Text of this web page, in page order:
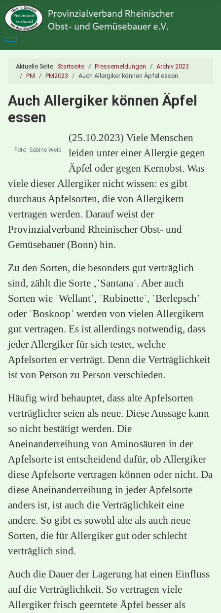
Aktuelle Seite: Startseite Pressemeldungen
Archiv 2023
PM
PM2023 Auch Allergiker können Äpfel essen
Auch Allergiker können Äpfel
essen
Foto: Sabine Weis
(25.10.2023) Viele Menschen
leiden unter einer Allergie gegen
Äpfel oder gegen Kernobst. Was
viele dieser Allergiker nicht wissen: es gibt
durchaus Apfelsorten, die von Allergikern
vertragen werden. Darauf weist der
Provinzialverband Rheinischer Obst- und
Gemüsebauer (Bonn) hin.
Zu den Sorten, die besonders gut verträglich
sind, zählt die Sorte ‚ˈSantanaˈ. Aber auch
Sorten wie ˈWellantˈ, ˈRubinetteˈ, ˈBerlepschˈ
oder ˈBoskoopˈ werden von vielen Allergikern
gut vertragen. Es ist allerdings notwendig, dass
jeder Allergiker für sich testet, welche
Apfelsorten er verträgt. Denn die Verträglichkeit
ist von Person zu Person verschieden.
Häufig wird behauptet, dass alte Apfelsorten
verträglicher seien als neue. Diese Aussage kann
so nicht bestätigt werden. Die
Aneinanderreihung von Aminosäuren in der
Apfelsorte ist entscheidend dafür, ob Allergiker
diese Apfelsorte vertragen können oder nicht. Da
diese Aneinanderreihung in jeder Apfelsorte
anders ist, ist auch die Verträglichkeit eine
andere. So gibt es sowohl alte als auch neue
Sorten, die für Allergiker gut oder schlecht
verträglich sind.
Auch die Dauer der Lagerung hat einen Einfluss
auf die Verträglichkeit. So vertragen viele
Allergiker frisch geerntete Äpfel besser als